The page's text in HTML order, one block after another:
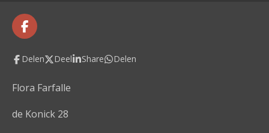
F
a
c
e
o
k
Delen Deel Share Delen
Flora Farfalle
de Konick 28